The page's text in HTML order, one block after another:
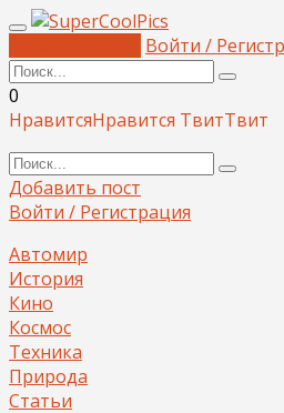
Войти /
0
НравитсяНравится ТвитТвит
Добавить пост
Войти / Регистрация
Автомир
История
Кино
Космос
Техника
Природа
Статьи